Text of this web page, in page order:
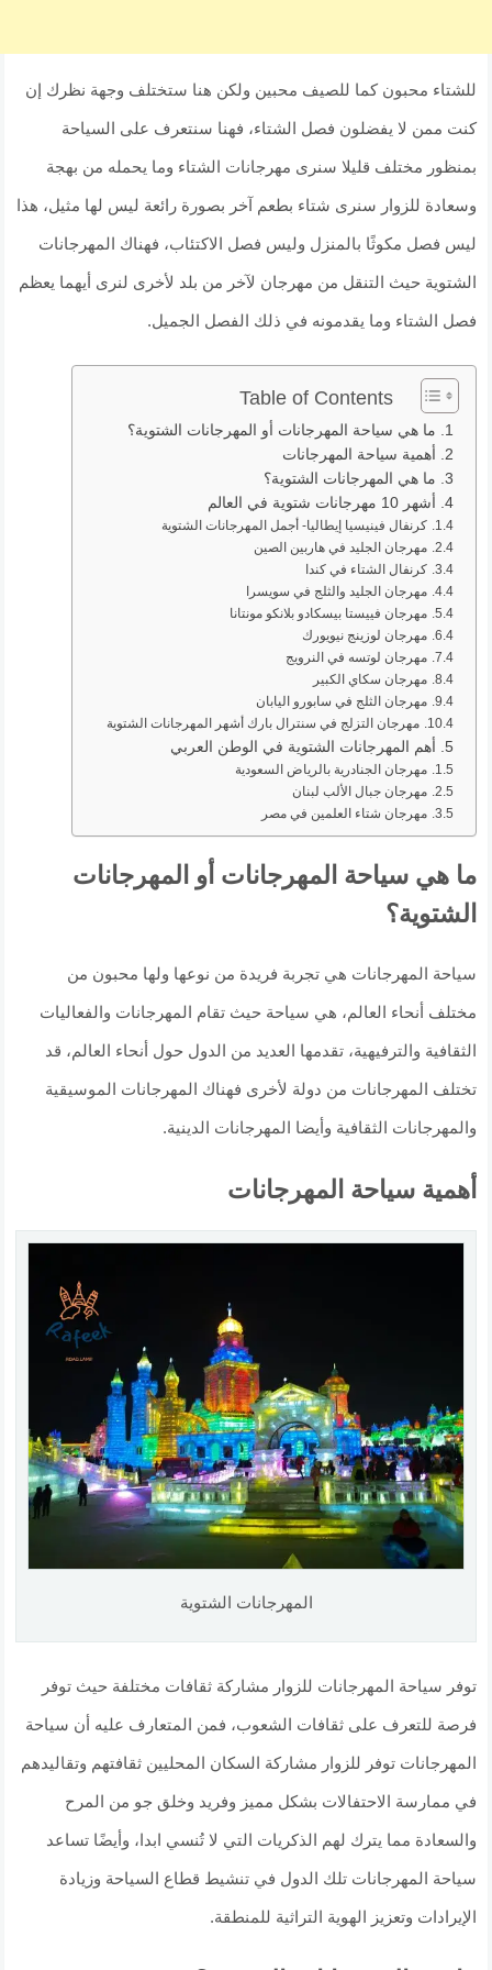
للشتاء محبون كما للصيف محبين ولكن هنا ستختلف وجهة نظرك إن
كنت ممن لا يفضلون فصل الشتاء، فهنا سنتعرف على السياحة
بمنظور مختلف قليلا سنرى مهرجانات الشتاء وما يحمله من بهجة
وسعادة للزوار سنرى شتاء بطعم آخر بصورة رائعة ليس لها مثيل، هذا
ليس فصل مكوثًا بالمنزل وليس فصل الاكتئاب، فهناك المهرجانات
الشتوية حيث التنقل من مهرجان لآخر من بلد لأخرى لنرى أيهما يعظم
فصل الشتاء وما يقدمونه في ذلك الفصل الجميل.
Table of Contents
ما هي سياحة المهرجانات أو المهرجانات الشتوية؟
أهمية سياحة المهرجانات
ما هي المهرجانات الشتوية؟
أشهر 10 مهرجانات شتوية في العالم
كرنفال فينيسيا إيطاليا- أجمل المهرجانات الشتوية
مهرجان الجليد في هاربين الصين
كرنفال الشتاء في كندا
مهرجان الجليد والثلج في سويسرا
مهرجان فييستا بيسكادو بلانكو مونتانا
مهرجان لوزينج نيويورك
مهرجان لوتسه في النرويج
مهرجان سكاي الكبير
مهرجان الثلج في سابورو اليابان
مهرجان التزلج في سنترال بارك أشهر المهرجانات الشتوية
أهم المهرجانات الشتوية في الوطن العربي
مهرجان الجنادرية بالرياض السعودية
مهرجان جبال الألب لبنان
مهرجان شتاء العلمين في مصر
ما هي سياحة المهرجانات أو المهرجانات
الشتوية؟
سياحة المهرجانات هي تجربة فريدة من نوعها ولها محبون من
مختلف أنحاء العالم، هي سياحة حيث تقام المهرجانات والفعاليات
الثقافية والترفيهية، تقدمها العديد من الدول حول أنحاء العالم، قد
تختلف المهرجانات من دولة لأخرى فهناك المهرجانات الموسيقية
والمهرجانات الثقافية وأيضا المهرجانات الدينية.
أهمية سياحة المهرجانات
المهرجانات الشتوية
توفر سياحة المهرجانات للزوار مشاركة ثقافات مختلفة حيث توفر
فرصة للتعرف على ثقافات الشعوب، فمن المتعارف عليه أن سياحة
المهرجانات توفر للزوار مشاركة السكان المحليين ثقافتهم وتقاليدهم
في ممارسة الاحتفالات بشكل مميز وفريد وخلق جو من المرح
والسعادة مما يترك لهم الذكريات التي لا تُنسي ابدا، وأيضًا تساعد
سياحة المهرجانات تلك الدول في تنشيط قطاع السياحة وزيادة
الإيرادات وتعزيز الهوية التراثية للمنطقة.